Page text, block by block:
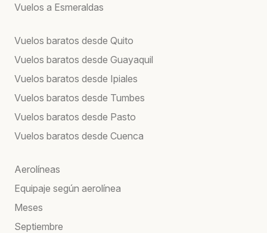
Vuelos a Esmeraldas
Vuelos baratos desde Quito
Vuelos baratos desde Guayaquil
Vuelos baratos desde Ipiales
Vuelos baratos desde Tumbes
Vuelos baratos desde Pasto
Vuelos baratos desde Cuenca
Aerolíneas
Equipaje según aerolínea
Meses
Septiembre